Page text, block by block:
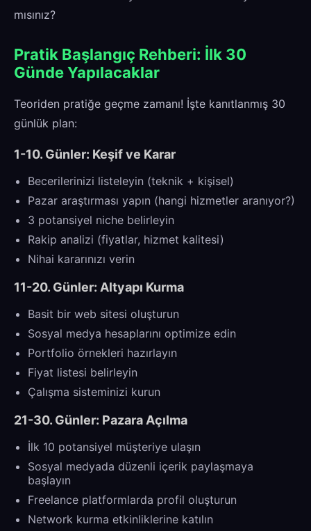
mısınız?
Pratik Başlangıç Rehberi: İlk 30
Günde Yapılacaklar
Teoriden pratiğe geçme zamanı! İşte kanıtlanmış 30
günlük plan:
1-10. Günler: Keşif ve Karar
Becerilerinizi listeleyin (teknik + kişisel)
Pazar araştırması yapın (hangi hizmetler aranıyor?)
3 potansiyel niche belirleyin
Rakip analizi (fiyatlar, hizmet kalitesi)
Nihai kararınızı verin
11-20. Günler: Altyapı Kurma
Basit bir web sitesi oluşturun
Sosyal medya hesaplarını optimize edin
Portfolio örnekleri hazırlayın
Fiyat listesi belirleyin
Çalışma sisteminizi kurun
21-30. Günler: Pazara Açılma
İlk 10 potansiyel müşteriye ulaşın
Sosyal medyada düzenli içerik paylaşmaya
başlayın
Freelance platformlarda profil oluşturun
Network kurma etkinliklerine katılın